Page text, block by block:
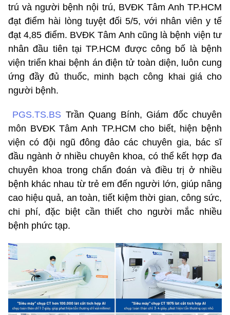
trú và người bệnh nội trú, BVĐK Tâm Anh TP.HCM
đạt điểm hài lòng tuyệt đối 5/5, với nhân viên y tế
đạt 4,85 điểm. BVĐK Tâm Anh cũng là bệnh viện tư
nhân đầu tiên tại TP.HCM được công bố là bệnh
viện triển khai bệnh án điện tử toàn diện, luôn cung
ứng đầy đủ thuốc, minh bạch công khai giá cho
người bệnh.
PGS.TS.BS Trần Quang Bính, Giám đốc chuyên
môn BVĐK Tâm Anh TP.HCM cho biết, hiện bệnh
viện có đội ngũ đông đảo các chuyên gia, bác sĩ
đầu ngành ở nhiều chuyên khoa, có thể kết hợp đa
chuyên khoa trong chẩn đoán và điều trị ở nhiều
bệnh khác nhau từ trẻ em đến người lớn, giúp nâng
cao hiệu quả, an toàn, tiết kiệm thời gian, công sức,
chi phí, đặc biệt cần thiết cho người mắc nhiều
bệnh phức tạp.